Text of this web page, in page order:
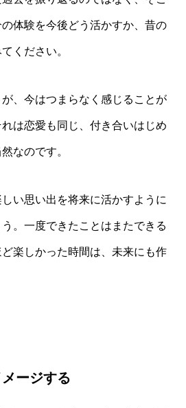
体験を今後どう活かすか、昔の
ください。
、今はつまらなく感じることが
は恋愛も同じ、付き合いはじめ
なのです。
い思い出を将来に活かすように
。一度できたことはまたできる
楽しかった時間は、未来にも作
ージする